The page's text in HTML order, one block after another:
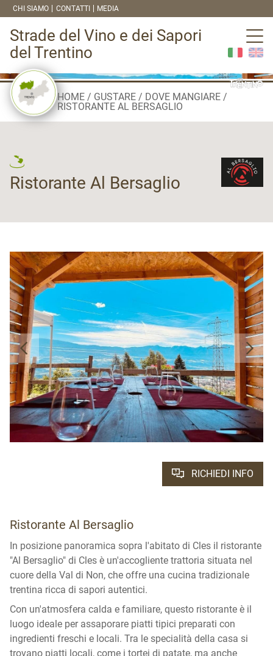
CHI SIAMO CONTATTI MEDIA
Strade del Vino e dei Sapori
del Trentino
HOME GUSTARE
DOVE MANGIARE
RISTORANTE AL BERSAGLIO
Ristorante Al Bersaglio
RICHIEDI INFO
Ristorante Al Bersaglio
In posizione panoramica sopra l'abitato di Cles il ristorante
"Al Bersaglio" di Cles è un'accogliente trattoria situata nel
cuore della Val di Non, che offre una cucina tradizionale
trentina ricca di sapori autentici.
Con un'atmosfera calda e familiare, questo ristorante è il
luogo ideale per assaporare piatti tipici preparati con
ingredienti freschi e locali. Tra le specialità della casa si
trovano piatti locali, come i tortei di patate, ma anche